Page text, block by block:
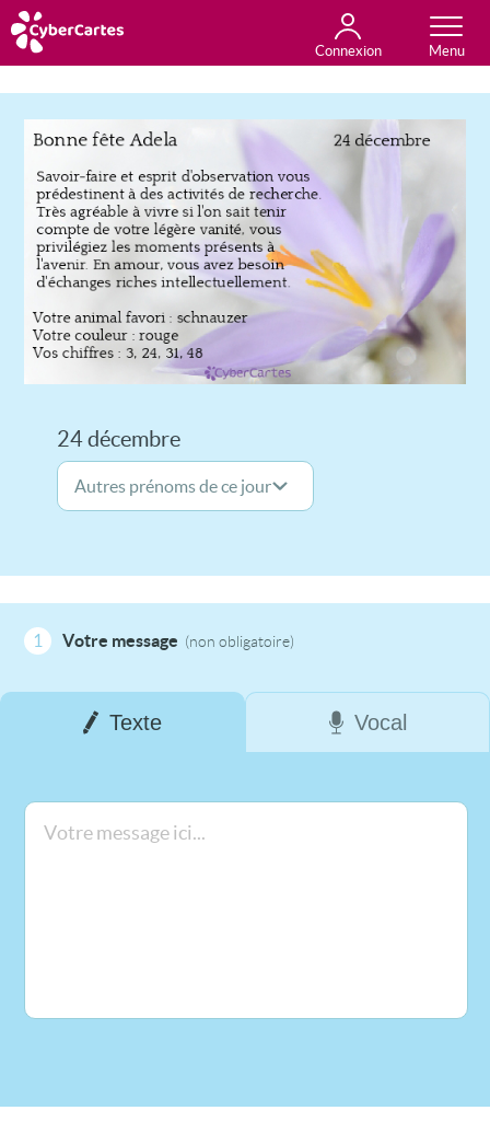
Connexion
Anniversaire
Fête du jour
Amour
Amitié
Merci
Toutes les cartes
24 décembre
1 Votre message (non obligatoire)
Texte Vocal